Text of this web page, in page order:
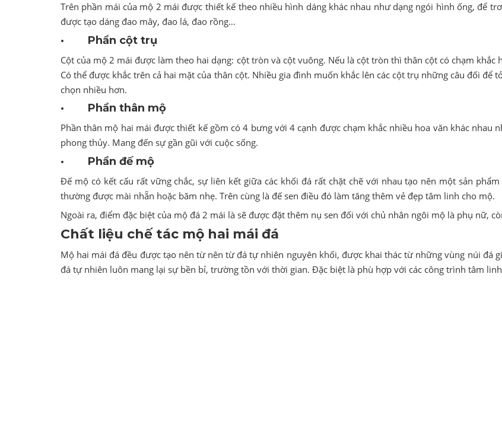
Trên phần mái của mộ 2 mái được thiết kế theo nhiều hình dáng khác nhau như dạng ngói hình ống, để
được tạo dáng đao mây, đao lá, đao rồng…
· Phần cột trụ
Cột của mộ 2 mái được làm theo hai dạng: cột tròn và cột vuông. Nếu là cột tròn thì thân cột có chạm
Có thể được khắc trên cả hai mặt của thân cột. Nhiều gia đình muốn khắc lên các cột trụ những câu đối
chọn nhiều hơn.
· Phần thân mộ
Phần thân mộ hai mái được thiết kế gồm có 4 bưng với 4 cạnh được chạm khắc nhiều hoa văn khác nhau
phong thủy. Mang đến sự gần gũi với cuộc sống.
· Phần đế mộ
Đế mộ có kết cấu rất vững chắc, sự liên kết giữa các khối đá rất chặt chẽ với nhau tạo nên một sản
thường được mài nhẵn hoặc băm nhẹ. Trên cùng là đế sen điều đó làm tăng thêm vẻ đẹp tâm linh cho mộ.
Ngoài ra, điểm đặc biệt của mộ đá 2 mái là sẽ được đặt thêm nụ sen đối với chủ nhân ngôi mộ là phụ nữ,
Chất liệu chế tác mộ hai mái đá
Mộ hai mái đá đều được tạo nên từ nên từ đá tự nhiên nguyên khối, được khai thác từ những vùng núi đá
đá tự nhiên luôn mang lại sự bền bỉ, trường tồn với thời gian. Đặc biệt là phù hợp với các công trình tâm